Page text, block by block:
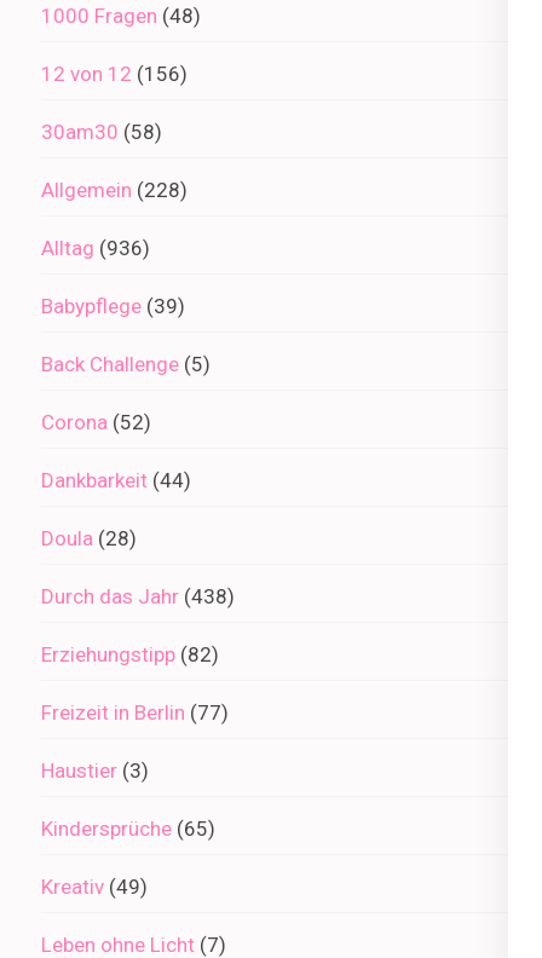
1000 Fragen (48)
12 von 12 (156)
30am30 (58)
Allgemein (228)
Alltag (936)
Babypflege (39)
Back Challenge (5)
Corona (52)
Dankbarkeit (44)
Doula (28)
Durch das Jahr (438)
Erziehungstipp (82)
Freizeit in Berlin (77)
Haustier (3)
Kindersprüche (65)
Kreativ (49)
Leben ohne Licht (7)